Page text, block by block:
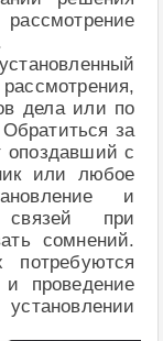
дела или по
за
опоздавший с
или любое
и
связей при
сомнений.
и проведение